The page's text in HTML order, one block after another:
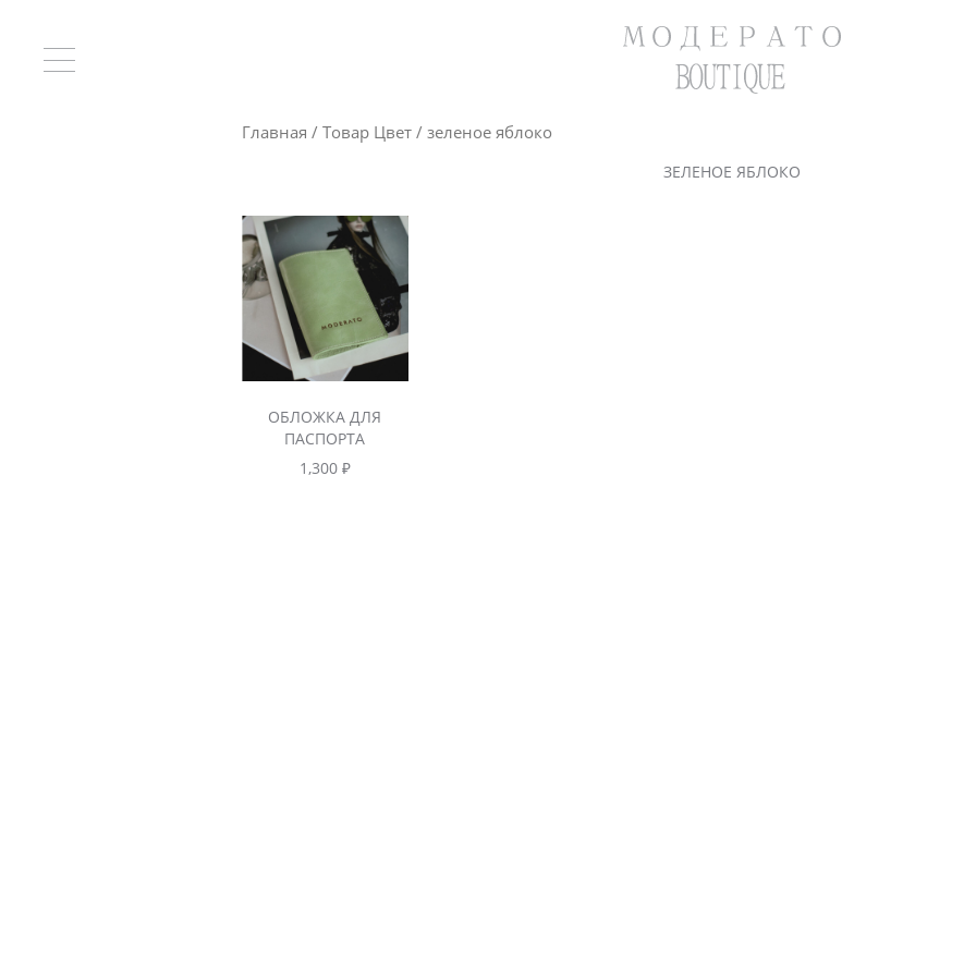
Главная / Товар Цвет / зеленое яблоко
ЗЕЛЕНОЕ ЯБЛОКО
ОБЛОЖКА ДЛЯ
ПАСПОРТА
1,300 ₽